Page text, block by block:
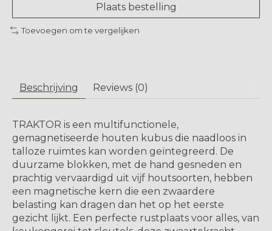
Plaats bestelling
Toevoegen om te vergelijken
Beschrijving Reviews (0)
TRAKTOR is een multifunctionele,
gemagnetiseerde houten kubus die naadloos in
talloze ruimtes kan worden geïntegreerd. De
duurzame blokken, met de hand gesneden en
prachtig vervaardigd uit vijf houtsoorten, hebben
een magnetische kern die een zwaardere
belasting kan dragen dan het op het eerste
gezicht lijkt. Een perfecte rustplaats voor alles, van